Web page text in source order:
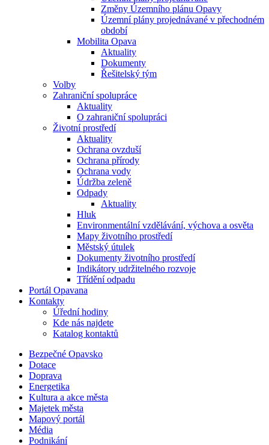
Změny Územního plánu Opavy
Územní plány projednávané v přechodném
období
Mobilita Opava
Aktuality
Dokumenty
Řešitelský tým
Volby
Zahraniční spolupráce
Aktuality
O zahraniční spolupráci
Životní prostředí
Aktuality
Ochrana ovzduší
Ochrana přírody
Ochrana vody
Údržba zeleně
Odpady
Aktuality
Hluk
Environmentální vzdělávání, výchova a osvěta
Mapy životního prostředí
Městský útulek
Dokumenty životního prostředí
Indikátory udržitelného rozvoje
Třídění odpadu
Portál Opavana
Kontakty
Úřední hodiny
Kde nás najdete
Katalog kontaktů
Bezpečné Opavsko
Dotace
Doprava
Energetika
Kultura a akce města
Majetek města
Mapový portál
Média
Podnikání